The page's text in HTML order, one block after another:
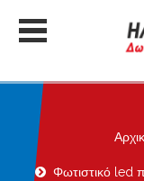
Φωτιστικό led